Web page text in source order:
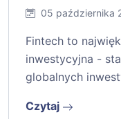
05 października
Fintech to
inwestycyjna -
globalnych
Czytaj